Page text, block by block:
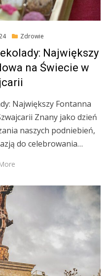
Zdrowie
Największy
na Świecie w
Największy Fontanna
Znany jako dzień
naszych podniebień,
do celebrowania…